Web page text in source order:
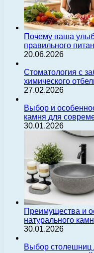
Почему ваша
правильного
20.06.2026
Стоматология с
химического
27.02.2026
Выбор и
камня для
30.01.2026
Преимущества и
натурального
30.01.2026
Выбор столешниц